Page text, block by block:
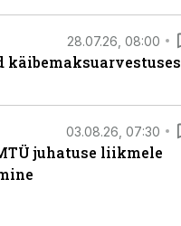
28.07.26, 08:00
03.08.26, 07:30
juhatuse liikmele